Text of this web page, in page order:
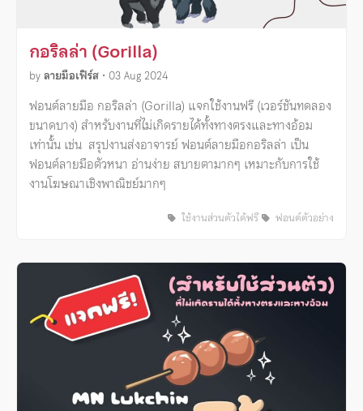
กอริลล่า (Gorilla)
byลายมือเฟิร์ส • 03 Aug 2024
ฟอนต์ลายมือ กอริลล่า (Gorilla) แจกใช้งานฟรี (เวอร์ชันทดลอง
ขนาดบาง) สำหรับงานที่ไม่เกิดรายได้ทั้งทางตรงและทางอ้อม
เท่านั้น เช่น สรุปงานส่งอาจารย์ ฟอนต์ลายมือกอริลล่า เป็น
ฟอนต์ลายมือตัวหนา อ่านง่าย สบายตามากๆ เหมาะกับการใช้
งานโฆษณาเชิงพาณิชย์มากๆ
ใช้งานส่วนตัวได้ฟรี ฟอนต์ตัวอย่าง